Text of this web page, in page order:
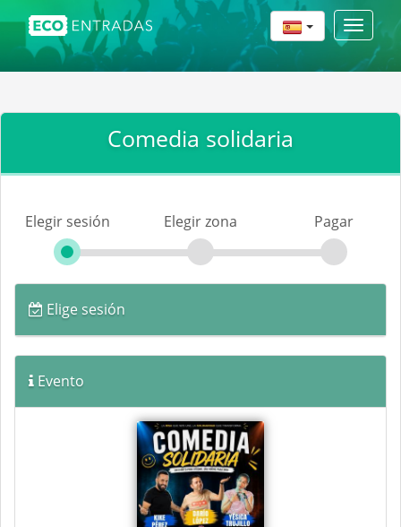
Toggle
Comedia solidaria
Elegir sesión Elegir zona Pagar
Elige sesión
Evento